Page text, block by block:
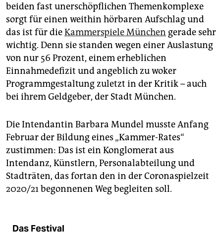
beiden fast unerschöpflichen Themenkomplexe
sorgt für einen weithin hörbaren Aufschlag und
das ist für dieKammerspiele München gerade sehr
wichtig. Denn sie standen wegen einer Auslastung
von nur 56 Prozent, einem erheblichen
Einnahmedefizit und angeblich zu woker
Programmgestaltung zuletzt in der Kritik – auch
bei ihrem Geldgeber, der Stadt München.
Die Intendantin Barbara Mundel musste Anfang
Februar der Bildung eines „Kammer-Rates“
zustimmen: Das ist ein Konglomerat aus
Intendanz, Künstlern, Personalabteilung und
Stadträten, das fortan den in der Coronaspielzeit
2020/21 begonnenen Weg begleiten soll.
Das Festival